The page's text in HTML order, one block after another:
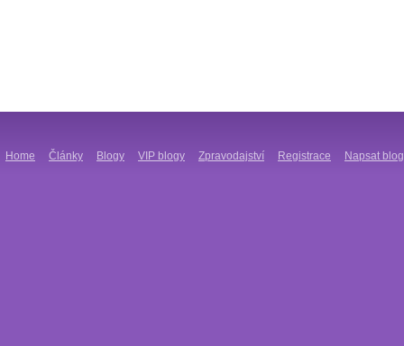
Home Články Blogy VIP blogy Zpravodajství Registrace Napsat blog